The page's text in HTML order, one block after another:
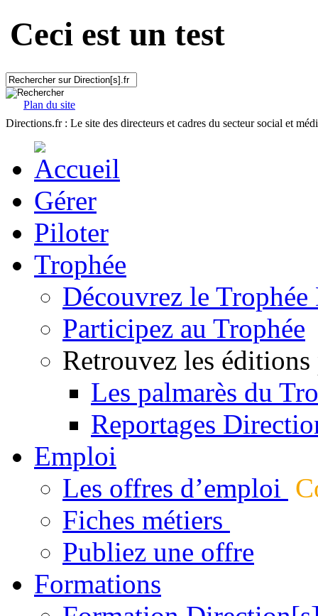
Ceci est un test
Plan du site
Directions.fr : Le site des directeurs et cadres du secteur social et
Gérer
Piloter
Trophée
Découvrez le
Participez au Trophée
Retrouvez les éditions
Les palmarès du
Reportages
Emploi
Les offres d’emploi
Fiches métiers
Publiez une offre
Formations